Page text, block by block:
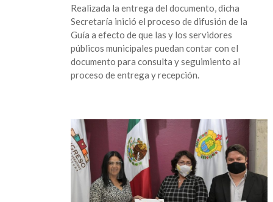
Realizada la entrega del documento, dicha
Secretaría inició el proceso de difusión de la
Guía a efecto de que las y los servidores
públicos municipales puedan contar con el
documento para consulta y seguimiento al
proceso de entrega y recepción.